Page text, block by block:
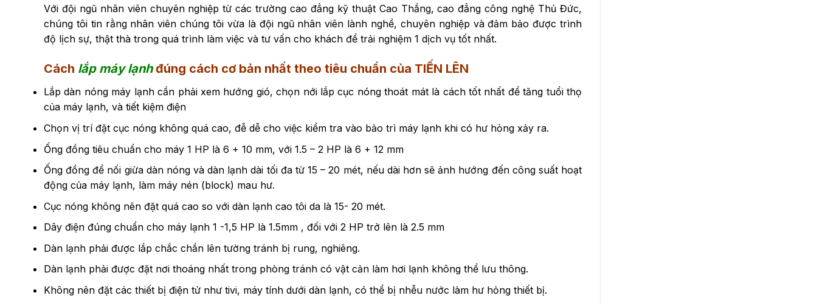
Với đội ngũ nhân viên chuyên nghiệp từ các trường cao đẳng kỹ thuật Cao Thắng, cao đẳng công nghệ Thủ Đức,
chúng tôi tin rằng nhân viên chúng tôi vừa là đội ngũ nhân viên lành nghề, chuyên nghiệp và đảm bảo được trình
độ lịch sự, thật thà trong quá trình làm việc và tư vấn cho khách để trải nghiệm 1 dịch vụ tốt nhất.
Cách lắp máy lạnhđúng cách cơ bản nhất theo tiêu chuẩn của TIẾN LÊN
Lắp dàn nóng máy lạnh cần phải xem hướng gió, chọn nới lắp cục nóng thoát mát là cách tốt nhất để tăng tuổi thọ
của máy lạnh, và tiết kiệm điện
Chọn vị trí đặt cục nóng không quá cao, đễ dễ cho việc kiểm tra vào bảo trì máy lạnh khi có hư hỏng xảy ra.
Ống đồng tiêu chuẩn cho máy 1 HP là 6 + 10 mm, với 1.5 – 2 HP là 6 + 12 mm
Ống đồng để nối giừa dàn nóng và dàn lạnh dài tối đa từ 15 – 20 mét, nếu dài hơn sẽ ảnh hướng đến công suất hoạt
động của máy lạnh, làm máy nén (block) mau hư.
Cục nóng không nên đặt quá cao so với dàn lạnh cao tôi da là 15- 20 mét.
Dây điện đúng chuẩn cho máy lạnh 1 -1,5 HP là 1.5mm , đối với 2 HP trở lên là 2.5 mm
Dàn lạnh phải được lắp chắc chắn lên tường tránh bị rung, nghiêng.
Dàn lạnh phải được đặt nơi thoáng nhất trong phòng tránh có vật cản làm hơi lạnh không thể lưu thông.
Không nên đặt các thiết bị điện tử như tivi, máy tính dưới dàn lạnh, có thể bị nhễu nước làm hư hỏng thiết bị.